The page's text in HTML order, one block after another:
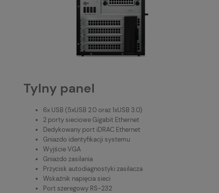
Tylny panel
6x USB (5xUSB 2.0 oraz 1xUSB 3.0)
2 porty sieciowe Gigabit Ethernet
Dedykowany port iDRAC Ethernet
Gniazdo identyfikacji systemu
Wyjście VGA
Gniazdo zasilania
Przycisk autodiagnostyki zasilacza
Wskaźnik napięcia sieci
Port szeregowy RS-232